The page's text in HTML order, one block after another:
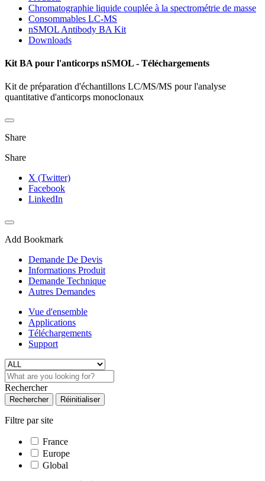
Chromatographie liquide couplée à la spectrométrie de masse
Consommables LC-MS
nSMOL Antibody BA Kit
Downloads
Kit BA pour l'anticorps nSMOL - Téléchargements
Kit de préparation d'échantillons LC/MS/MS pour l'analyse
quantitative d'anticorps monoclonaux
Share
Share
X (Twitter)
Facebook
LinkedIn
Add Bookmark
Demande De Devis
Informations Produit
Demande Technique
Autres Demandes
Vue d'ensemble
Applications
Téléchargements
Support
Rechercher
Rechercher Réinitialiser
Filtre par site
France
Europe
Global